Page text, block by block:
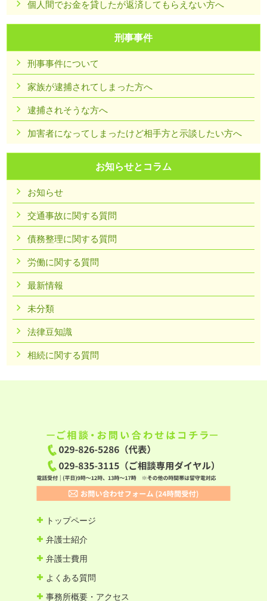
個人間でお金を貸したが返済してもらえない方へ
刑事事件
刑事事件について
家族が逮捕されてしまった方へ
逮捕されそうな方へ
加害者になってしまったけど相手方と示談したい方へ
お知らせとコラム
お知らせ
交通事故に関する質問
債務整理に関する質問
労働に関する質問
最新情報
未分類
法律豆知識
相続に関する質問
トップページ
弁護士紹介
弁護士費用
よくある質問
事務所概要・アクセス